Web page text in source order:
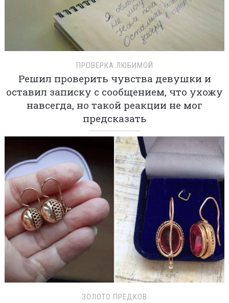
ПРОВЕРКА ЛЮБИМОЙ
Решил проверить чувства девушки и
оставил записку с сообщением, что ухожу
навсегда, но такой реакции не мог
предсказать
ЗОЛОТО ПРЕДКОВ